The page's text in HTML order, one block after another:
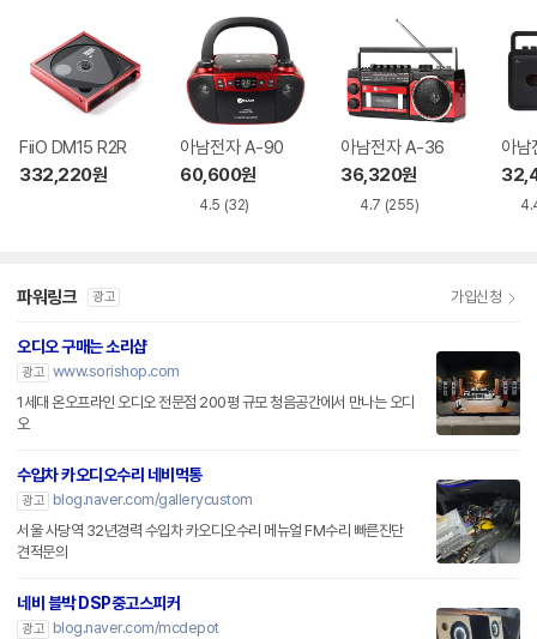
FiiO DM15 R2R
332,220원
아남전자 A-90
60,600원
4.5 (32)
아남전자 A-36
36,320원
4.7 (255)
아
파워링크 광고 가입신청
오디오 구매는 소리샵
광고 www.sorishop.com
1세대 온오프라인 오디오 전문점 200평 규모 청음공간에서 만나는 오디
오
수입차 카오디오수리 네비먹통
광고
blog.naver.com/gallerycustom
서울 사당역 32년경력 수입차 카오디오수리 메뉴얼 FM수리 빠른진단
견적문의
네비 블박 DSP중고스피커
광고
blog.naver.com/mcdepot